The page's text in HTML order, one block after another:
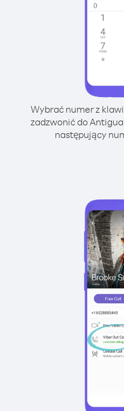
Wybrać numer z
zadzwonić do
następujący